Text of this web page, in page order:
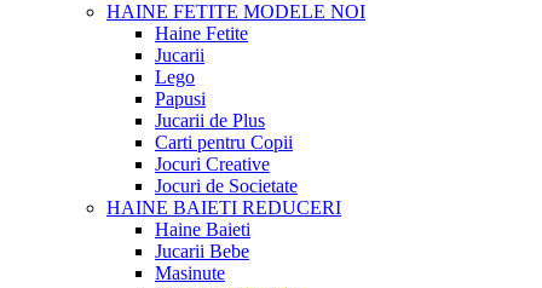
HAINE FETITE MODELE NOI
Haine Fetite
Jucarii
Lego
Papusi
Jucarii de Plus
Carti pentru Copii
Jocuri Creative
Jocuri de Societate
HAINE BAIETI REDUCERI
Haine Baieti
Jucarii Bebe
Masinute